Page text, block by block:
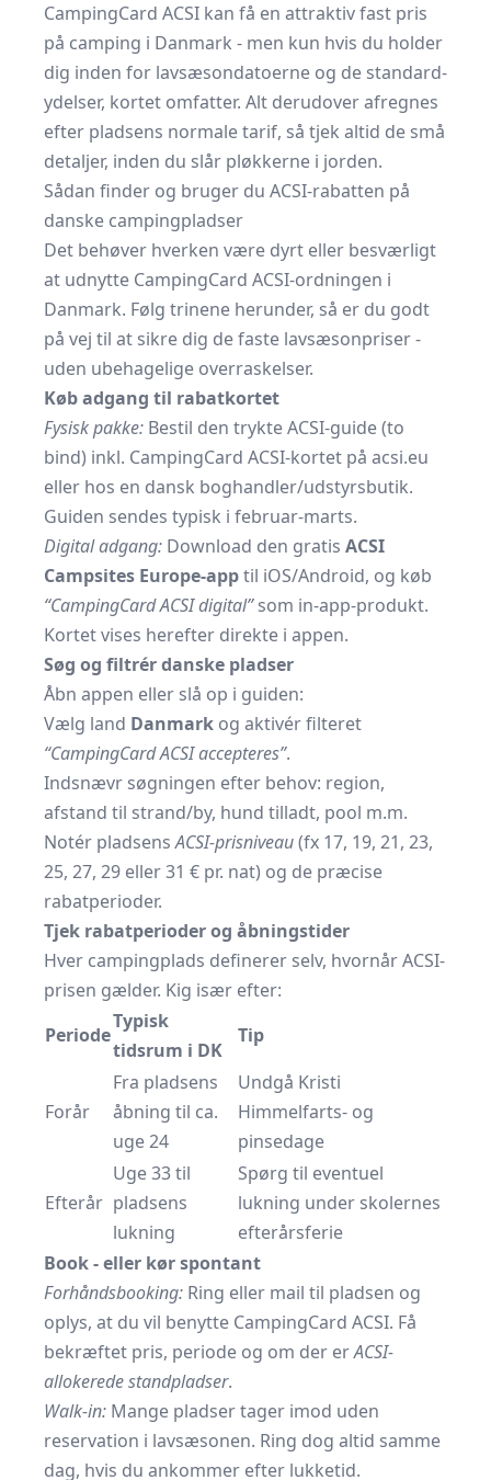
CampingCard ACSI kan få en attraktiv fast pris
på camping i Danmark - men kun hvis du holder
dig inden for lavsæson­datoerne og de standard­
ydelser, kortet omfatter. Alt derudover afregnes
efter pladsens normale tarif, så tjek altid de små
detaljer, inden du slår pløkkerne i jorden.
Sådan finder og bruger du ACSI-rabatten på
danske campingpladser
Det behøver hverken være dyrt eller besværligt
at udnytte CampingCard ACSI-ordningen i
Danmark. Følg trinene herunder, så er du godt
på vej til at sikre dig de faste lavsæsonpriser -
uden ubehagelige overraskelser.
Køb adgang til rabatkortet
Fysisk pakke: Bestil den trykte ACSI-guide (to
bind) inkl. CampingCard ACSI-kortet på acsi.eu
eller hos en dansk boghandler/udstyrsbutik.
Guiden sendes typisk i februar-marts.
Digital adgang: Download den gratis ACSI
Campsites Europe-apptil iOS/Android, og køb
“CampingCard ACSI digital”som in-app-produkt.
Kortet vises herefter direkte i appen.
Søg og filtrér danske pladser
Åbn appen eller slå op i guiden:
Vælg land Danmark og aktivér filteret
“CampingCard ACSI accepteres”.
Indsnævr søgningen efter behov: region,
afstand til strand/by, hund tilladt, pool m.m.
Notér pladsensACSI-prisniveau(fx 17, 19, 21, 23,
25, 27, 29 eller 31 € pr. nat) og de præcise
rabatperioder.
Tjek rabatperioder og åbningstider
Hver campingplads definerer selv, hvornår ACSI-
prisen gælder. Kig især efter:
Periode
Typisk
tidsrum i DK
Tip
Forår
Fra pladsens
åbning til ca.
uge 24
Undgå Kristi
Himmelfarts- og
pinsedage
Efterår
Uge 33 til
pladsens
lukning
Spørg til eventuel
lukning under skolernes
efterårsferie
Book - eller kør spontant
Forhåndsbooking: Ring eller mail til pladsen og
oplys, at du vil benytte CampingCard ACSI. Få
bekræftet pris, periode og om der erACSI-
allokerede standpladser.
Walk-in: Mange pladser tager imod uden
reservation i lavsæsonen. Ring dog altid samme
dag, hvis du ankommer efter lukketid.